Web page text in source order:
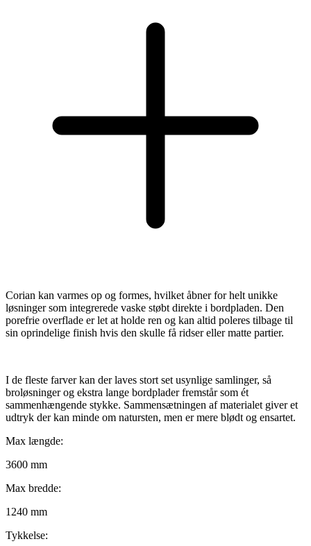
Corian kan varmes op og formes, hvilket åbner for helt unikke
løsninger som integrerede vaske støbt direkte i bordpladen. Den
porefrie overflade er let at holde ren og kan altid poleres tilbage til
sin oprindelige finish hvis den skulle få ridser eller matte partier.
I de fleste farver kan der laves stort set usynlige samlinger, så
broløsninger og ekstra lange bordplader fremstår som ét
sammenhængende stykke. Sammensætningen af materialet giver et
udtryk der kan minde om natursten, men er mere blødt og ensartet.
Max længde:
3600 mm
Max bredde:
1240 mm
Tykkelse: